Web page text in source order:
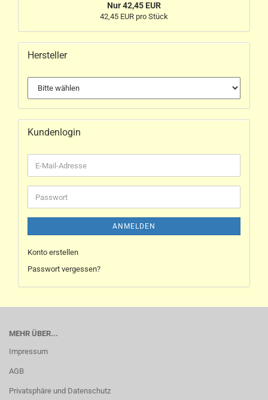
Nur 42,45 EUR
42,45 EUR pro Stück
Hersteller
Kundenlogin
ANMELDEN
Konto erstellen
Passwort vergessen?
MEHR ÜBER...
Impressum
AGB
Privatsphäre und Datenschutz